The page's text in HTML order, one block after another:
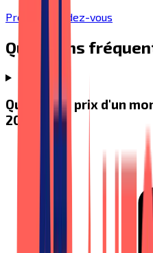
Prendre rendez-vous
Questions
Quel est le prix d'un
2026 ?